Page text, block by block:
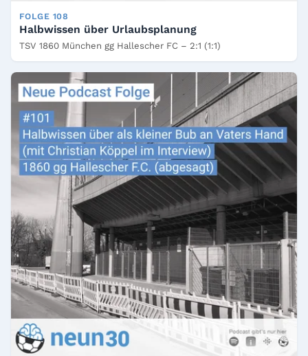
FOLGE 108
Halbwissen über Urlaubsplanung
TSV 1860 München gg Hallescher FC – 2:1 (1:1)